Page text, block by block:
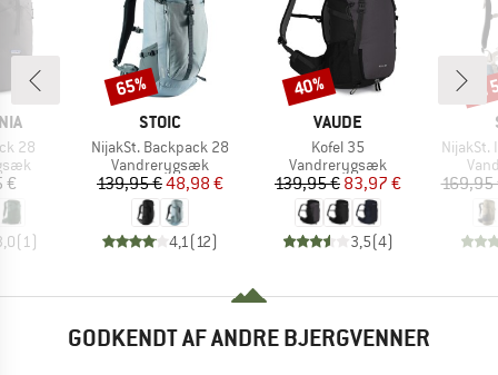
28
€
(1 )
MÆRKE
STOIC
Artikel
NijakSt. Backpack 28
Produktgruppe
Vandrerygsæk
Pris
139,95 €Nedsat pris
48,98 €
4,1 (12)
Rabat
65%
MÆRKE
VAUDE
Artikel
Kofel 35
Produktgruppe
Vandrerygsæk
Pris
139,95 €Nedsat pris
83,97 €
3,5(4)
Rabat
40%
Artikel
NijakSt.
169,95
GODKENDT AF ANDRE BJERGVENNER